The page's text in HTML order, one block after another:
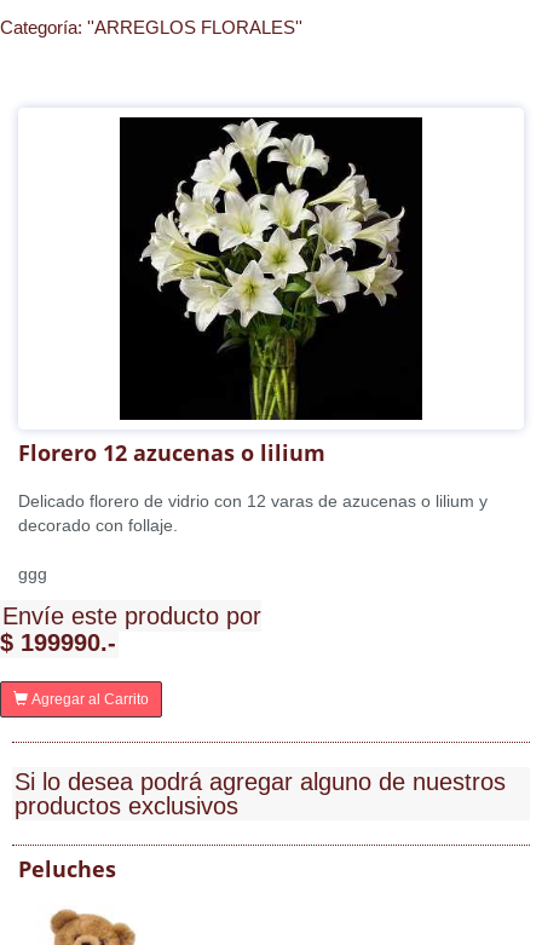
Categoría: ''ARREGLOS FLORALES''
Florero 12 azucenas o lilium
Delicado florero de vidrio con 12 varas de azucenas o lilium y
decorado con follaje.
ggg
Envíe este producto por
$ 199990.-
Agregar al Carrito
Si lo desea podrá agregar alguno de nuestros
productos exclusivos
Peluches